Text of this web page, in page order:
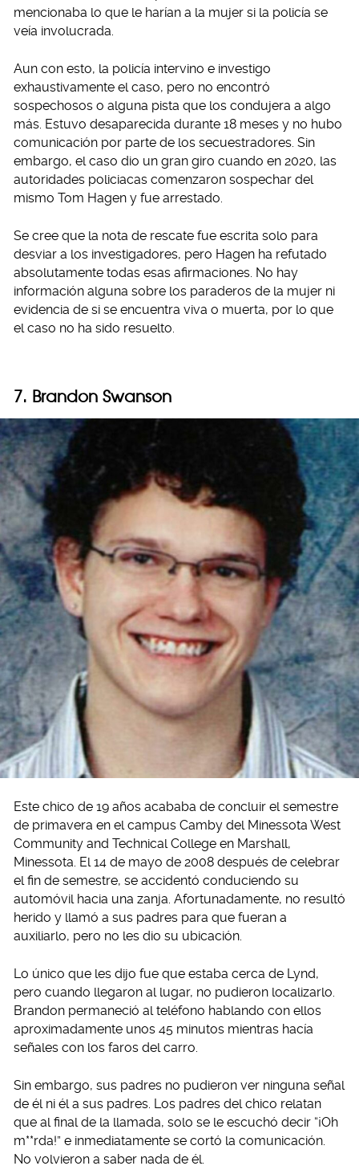
mencionaba lo que le harían a la mujer si la policía se
veía involucrada.
Aun con esto, la policía intervino e investigo
exhaustivamente el caso, pero no encontró
sospechosos o alguna pista que los condujera a algo
más. Estuvo desaparecida durante 18 meses y no hubo
comunicación por parte de los secuestradores. Sin
embargo, el caso dio un gran giro cuando en 2020, las
autoridades policiacas comenzaron sospechar del
mismo Tom Hagen y fue arrestado.
Se cree que la nota de rescate fue escrita solo para
desviar a los investigadores, pero Hagen ha refutado
absolutamente todas esas afirmaciones. No hay
información alguna sobre los paraderos de la mujer ni
evidencia de si se encuentra viva o muerta, por lo que
el caso no ha sido resuelto.
7. Brandon Swanson
Este chico de 19 años acababa de concluir el semestre
de primavera en el campus Camby del Minessota West
Community and Technical College en Marshall,
Minessota. El 14 de mayo de 2008 después de celebrar
el fin de semestre, se accidentó conduciendo su
automóvil hacia una zanja. Afortunadamente, no resultó
herido y llamó a sus padres para que fueran a
auxiliarlo, pero no les dio su ubicación.
Lo único que les dijo fue que estaba cerca de Lynd,
pero cuando llegaron al lugar, no pudieron localizarlo.
Brandon permaneció al teléfono hablando con ellos
aproximadamente unos 45 minutos mientras hacía
señales con los faros del carro.
Sin embargo, sus padres no pudieron ver ninguna señal
de él ni él a sus padres. Los padres del chico relatan
que al final de la llamada, solo se le escuchó decir “¡Oh
m**rda!” e inmediatamente se cortó la comunicación.
No volvieron a saber nada de él.